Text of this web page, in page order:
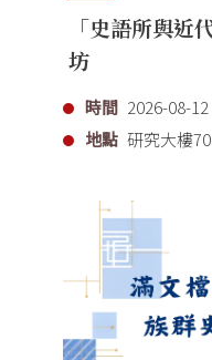
「史語所與近
坊
時間 2026-08-12
地點 研究大樓